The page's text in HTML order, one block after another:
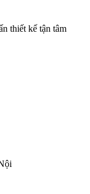
thiết kế tận tâm